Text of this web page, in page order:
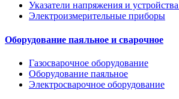
Указатели напряжения и
Электроизмерительные приборы
Оборудование паяльное и сварочное
Газосварочное оборудование
Оборудование паяльное
Электросварочное оборудование